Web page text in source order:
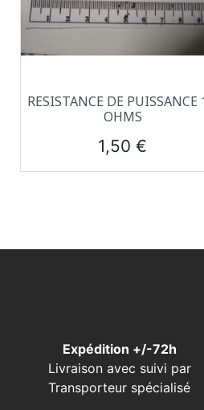
Aperçu rapide
RESISTANCE DE PUISSANCE
OHMS
Prix
1,50 €
Expédition +/-72h
Livraison avec suivi par
Transporteur spécialisé